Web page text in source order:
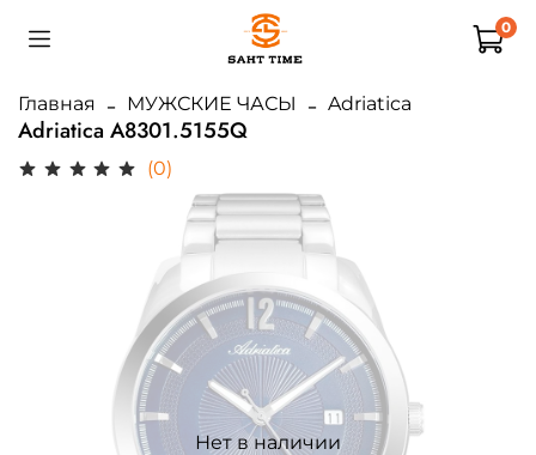
0
Главная МУЖСКИЕ ЧАСЫ Adriatica
Adriatica A8301.5155Q
(0)
Нет в наличии